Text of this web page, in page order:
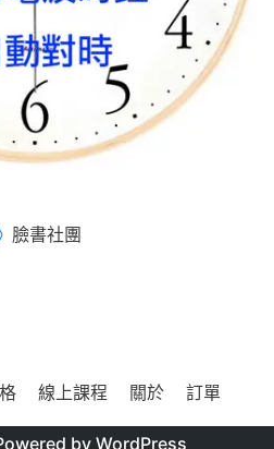
臉書社團
線上課程 關於 訂單
by WordPress